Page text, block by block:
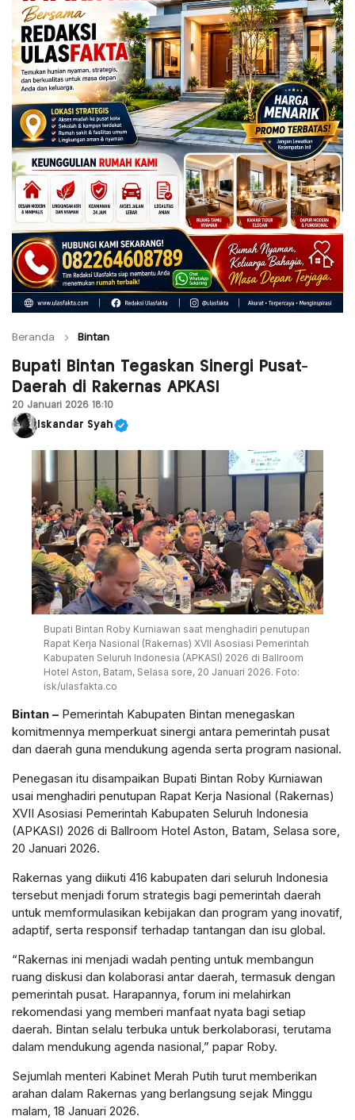
Beranda Bintan
Bupati Bintan Tegaskan Sinergi Pusat-
Daerah di Rakernas APKASI
20 Januari 2026 18:10
Iskandar Syah
Bupati Bintan Roby Kurniawan saat menghadiri penutupan
Rapat Kerja Nasional (Rakernas) XVII Asosiasi Pemerintah
Kabupaten Seluruh Indonesia (APKASI) 2026 di Ballroom
Hotel Aston, Batam, Selasa sore, 20 Januari 2026. Foto:
isk/ulasfakta.co
Bintan – Pemerintah Kabupaten Bintan menegaskan
komitmennya memperkuat sinergi antara pemerintah pusat
dan daerah guna mendukung agenda serta program nasional.
Penegasan itu disampaikan Bupati Bintan Roby Kurniawan
usai menghadiri penutupan Rapat Kerja Nasional (Rakernas)
XVII Asosiasi Pemerintah Kabupaten Seluruh Indonesia
(APKASI) 2026 di Ballroom Hotel Aston, Batam, Selasa sore,
20 Januari 2026.
Rakernas yang diikuti 416 kabupaten dari seluruh Indonesia
tersebut menjadi forum strategis bagi pemerintah daerah
untuk memformulasikan kebijakan dan program yang inovatif,
adaptif, serta responsif terhadap tantangan dan isu global.
“Rakernas ini menjadi wadah penting untuk membangun
ruang diskusi dan kolaborasi antar daerah, termasuk dengan
pemerintah pusat. Harapannya, forum ini melahirkan
rekomendasi yang memberi manfaat nyata bagi setiap
daerah. Bintan selalu terbuka untuk berkolaborasi, terutama
dalam mendukung agenda nasional,” papar Roby.
Sejumlah menteri Kabinet Merah Putih turut memberikan
arahan dalam Rakernas yang berlangsung sejak Minggu
malam, 18 Januari 2026.